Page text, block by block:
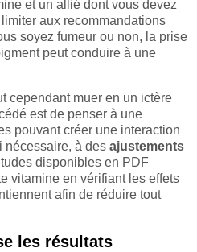
et un allié dont vous devez
aux recommandations
soyez fumeur ou non, la prise
peut conduire à une
cependant muer en un ictère
est de penser à une
pouvant créer une interaction
nécessaire, à des ajustements
disponibles en PDF
vitamine en vérifiant les effets
afin de réduire tout
les résultats